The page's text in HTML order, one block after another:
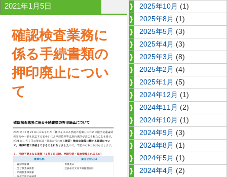
2021年1月5日
確認検査業務に
係る手続書類の
押印廃止につい
て
2025年10月 (1)
2025年8月 (1)
2025年5月 (3)
2025年4月 (3)
2025年3月 (8)
2025年2月 (4)
2025年1月 (5)
2024年12月 (1)
2024年11月 (2)
2024年10月 (1)
2024年9月 (3)
2024年8月 (1)
2024年5月 (1)
2024年4月 (2)